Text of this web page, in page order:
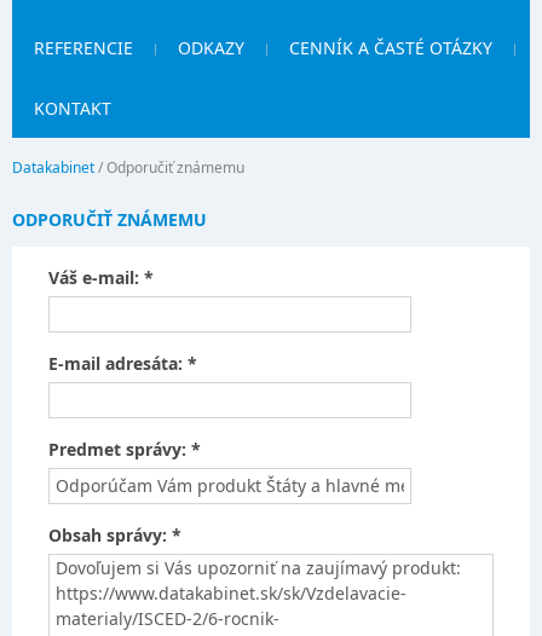
REFERENCIE ODKAZY CENNÍK A ČASTÉ OTÁZKY
KONTAKT
Datakabinet/Odporučiť známemu
ODPORUČIŤ ZNÁMEMU
Váš e-mail: *
E-mail adresáta: *
Predmet správy: *
Obsah správy: *